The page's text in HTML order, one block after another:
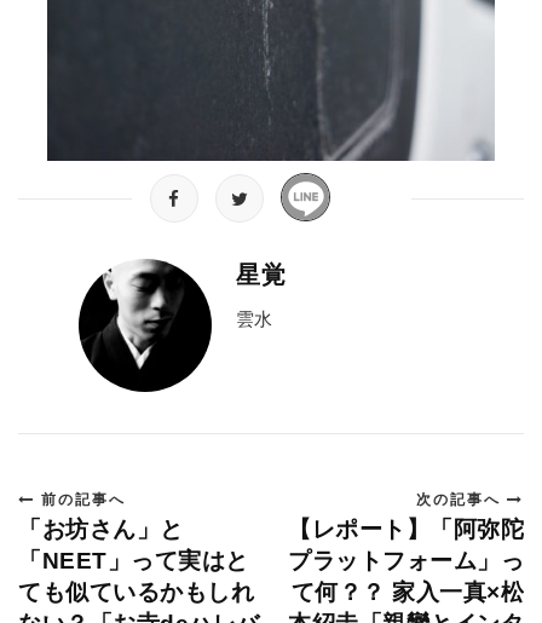
星覚
雲水
前の記事へ
「お坊さん」と
「NEET」って実はと
ても似ているかもしれ
次の記事へ
【レポート】「阿弥陀
プラットフォーム」っ
て何？？ 家入一真×松